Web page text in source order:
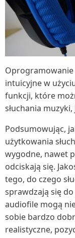
Oprogramowanie
intuicyjne w
funkcji, które
słuchania
Podsumowując,
użytkowania
wygodne, nawet
odciskają się.
tego, do czego
sprawdzają się
audiofile mogą
sobie bardzo
realistyczne,